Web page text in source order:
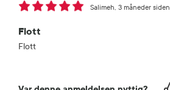
Flott
3 måneder siden
Salimeh
Flott